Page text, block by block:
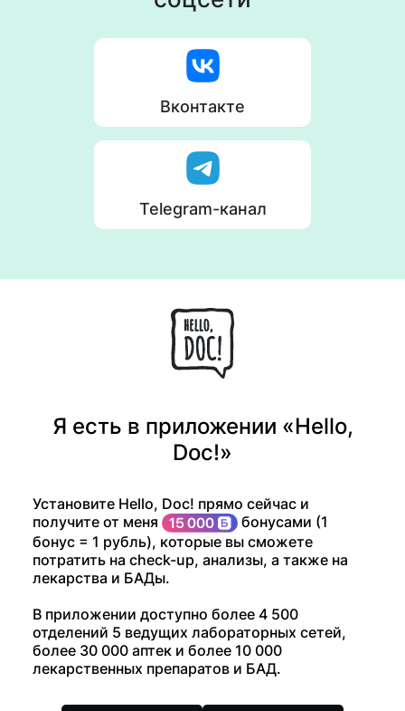
Вконтакте
Telegram-канал
Я есть в приложении «Hello,
Doc!»
Установите Hello, Doc! прямо сейчас и
получите от меня
бонусами (1
бонус = 1 рубль), которые вы сможете
потратить на check-up, анализы, а также на
лекарства и БАДы.
В приложении доступно более 4 500
отделений 5 ведущих лабораторных сетей,
более 30 000 аптек и более 10 000
лекарственных препаратов и БАД.